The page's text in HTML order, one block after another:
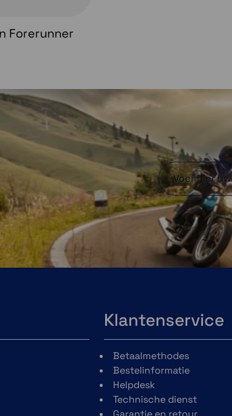
Forerunner
Klantenservice
Betaalmethodes
Bestelinformatie
Helpdesk
Technische dienst